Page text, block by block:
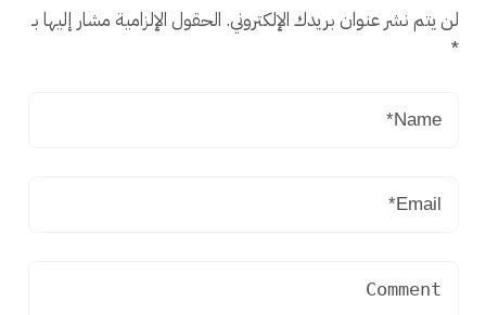
لن يتم نشر عنوان بريدك الإلكتروني. الحقول الإلزامية مشار إليها بـ
*